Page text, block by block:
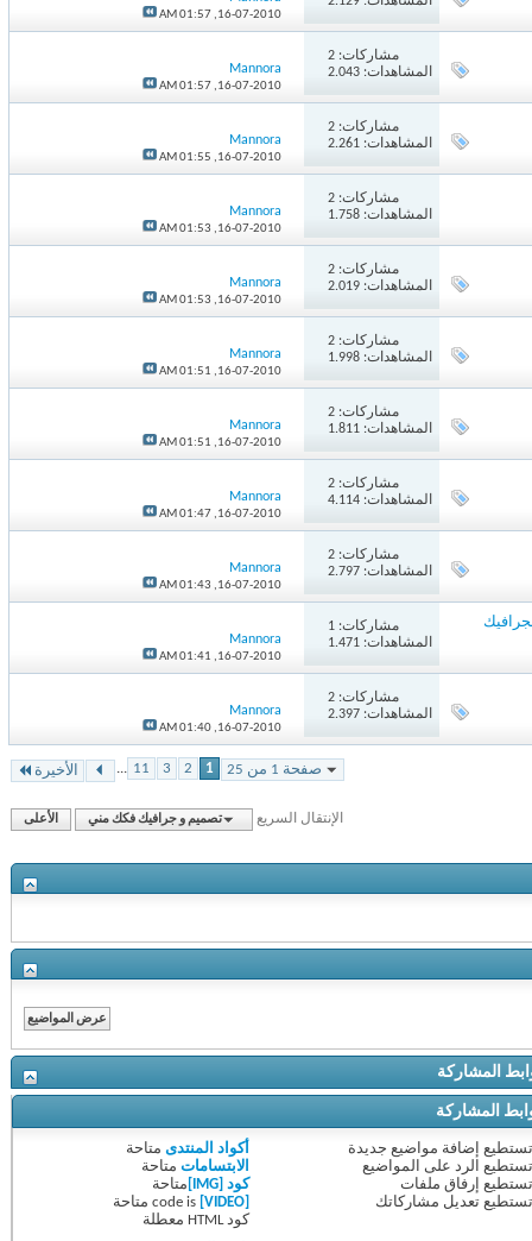
16-07-2010,
01:57 AM
مشاركات:2
المشاهدات: 2.043
Mannora
16-07-2010,
01:57 AM
مشاركات:2
المشاهدات: 2.261
Mannora
16-07-2010,
01:55 AM
مشاركات:2
المشاهدات: 1.758
Mannora
16-07-2010,
01:53 AM
مشاركات:2
المشاهدات: 2.019
Mannora
16-07-2010,
01:53 AM
مشاركات:2
المشاهدات: 1.998
Mannora
16-07-2010,
01:51 AM
مشاركات:2
المشاهدات: 1.811
Mannora
16-07-2010,
01:51 AM
مشاركات:2
المشاهدات: 4.114
Mannora
16-07-2010,
01:47 AM
مشاركات:2
المشاهدات: 2.797
Mannora
16-07-2010,
01:43 AM
مشاركات:1
المشاهدات: 1.471
Mannora
16-07-2010,
01:41 AM
مشاركات:2
المشاهدات: 2.397
Mannora
16-07-2010,
01:40 AM
صفحة 1 من 25 11
... الأخيرة
الإنتقال السريع تصميم و جرافيك فكك مني الأعلى
المشاركة
المشاركة
إضافة مواضيع جديدة
الرد على المواضيع
إرفاق ملفات
تعديل مشاركاتك
أكواد المنتدى متاحة
الابتسامات متاحة
كود [IMG]
متاحة
code is
متاحة
كود HTML
معطلة